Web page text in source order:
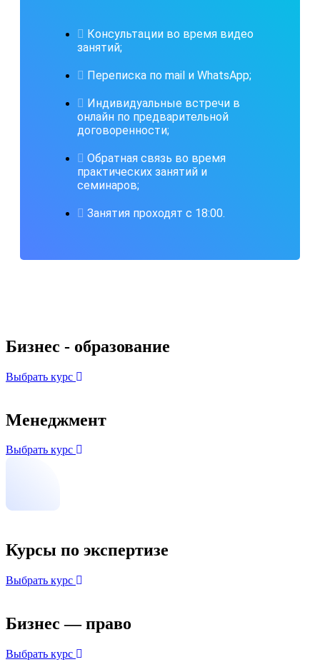
Консультации во время видео
занятий;
Переписка по mail и WhatsApp;
Индивидуальные встречи в
онлайн по предварительной
договоренности;
Обратная связь во время
практических занятий и
семинаров;
Занятия проходят с 18:00.
Бизнес - образование
Выбрать курс
Менеджмент
Выбрать курс
Курсы по экспертизе
Выбрать курс
Бизнес — право
Выбрать курс